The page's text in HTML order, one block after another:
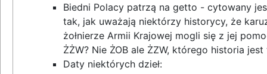
Biedni Polacy patrzą na getto - cytowany
tak, jak uważają niektórzy historycy, że
żołnierze Armii Krajowej mogli się z jej
ŻŻW? Nie ŻOB ale ŻZW, którego historia
Daty niektórych dzieł: